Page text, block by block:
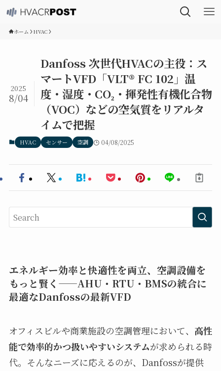
ホーム HVAC
Danfoss 次世代HVACの主役：ス
マートVFD「VLT® FC 102」温
度・湿度・CO₂・揮発性有機化合物
（VOC）などの空気質をリアルタ
イムで把握
2025
8/04
HVAC センサー 空調 04/08/2025
エネルギー効率と快適性を両立、空調設備を
もっと賢く——AHU・RTU・BMSの統合に
最適なDanfossの最新VFD
オフィスビルや商業施設の空調管理において、 高性
能で効率的かつ扱いやすいシステムが求められる時
代。そんなニーズに応えるのが、Danfossが提供